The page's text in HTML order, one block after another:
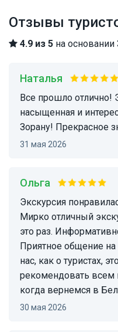
Отзывы
4.9 из 5 на
Наталья
Все прошло отлично! Экскурсионная программа
насыщенная и
Зорану! Прекрасное
31 мая 2026
Ольга
Экскурсия понравилась от начала и до конца.
Мирко отличный
это раз.
Приятное общение
нас, как о туристах,
рекомендовать всем
когда вернемся в
30 мая 2026